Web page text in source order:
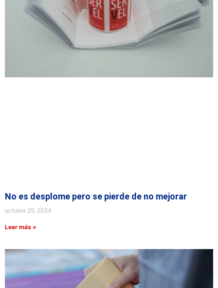
No es desplome pero se pierde de no mejorar
octubre 29, 2024
Leer más »